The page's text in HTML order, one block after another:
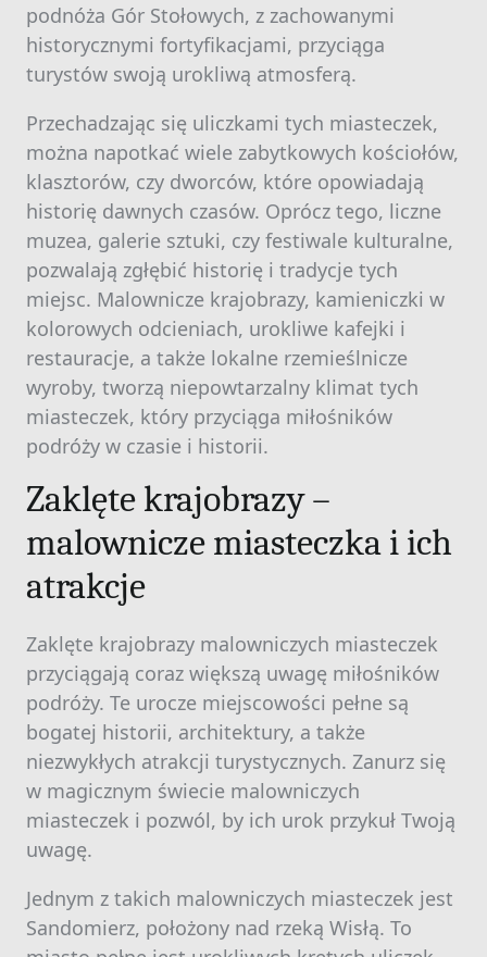
podnóża Gór Stołowych, z zachowanymi
historycznymi fortyfikacjami, przyciąga
turystów swoją urokliwą atmosferą.
Przechadzając się uliczkami tych miasteczek,
można napotkać wiele zabytkowych kościołów,
klasztorów, czy dworców, które opowiadają
historię dawnych czasów. Oprócz tego, liczne
muzea, galerie sztuki, czy festiwale kulturalne,
pozwalają zgłębić historię i tradycje tych
miejsc. Malownicze krajobrazy, kamieniczki w
kolorowych odcieniach, urokliwe kafejki i
restauracje, a także lokalne rzemieślnicze
wyroby, tworzą niepowtarzalny klimat tych
miasteczek, który przyciąga miłośników
podróży w czasie i historii.
Zaklęte krajobrazy –
malownicze miasteczka i ich
atrakcje
Zaklęte krajobrazy malowniczych miasteczek
przyciągają coraz większą uwagę miłośników
podróży. Te urocze miejscowości pełne są
bogatej historii, architektury, a także
niezwykłych atrakcji turystycznych. Zanurz się
w magicznym świecie malowniczych
miasteczek i pozwól, by ich urok przykuł Twoją
uwagę.
Jednym z takich malowniczych miasteczek jest
Sandomierz, położony nad rzeką Wisłą. To